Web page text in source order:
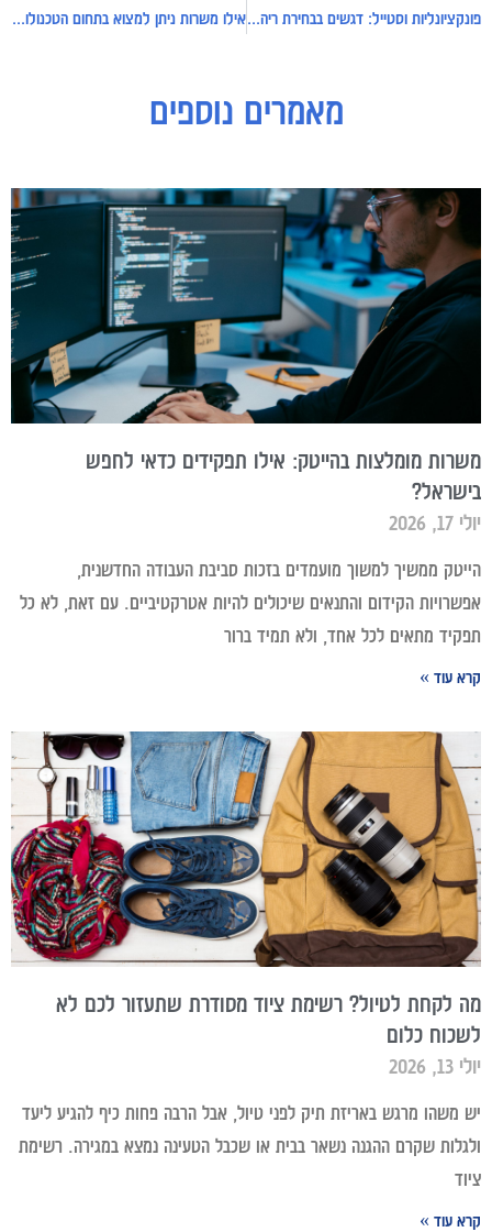
פונקציונליות וסטייל: דגשים בבחירת ריהוט יוקרתי ופרקטי
אילו משרות ניתן למצוא בתחום הטכנולוגיה?
מאמרים נוספים
משרות מומלצות בהייטק: אילו תפקידים כדאי לחפש
בישראל?
יולי 17, 2026
הייטק ממשיך למשוך מועמדים בזכות סביבת העבודה החדשנית,
אפשרויות הקידום והתנאים שיכולים להיות אטרקטיביים. עם זאת, לא כל
תפקיד מתאים לכל אחד, ולא תמיד ברור
קרא עוד »
מה לקחת לטיול? רשימת ציוד מסודרת שתעזור לכם לא
לשכוח כלום
יולי 13, 2026
יש משהו מרגש באריזת תיק לפני טיול, אבל הרבה פחות כיף להגיע ליעד
ולגלות שקרם ההגנה נשאר בבית או שכבל הטעינה נמצא במגירה. רשימת
ציוד
קרא עוד »